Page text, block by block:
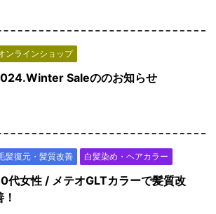
ンラインショップ
Saleののお知らせ
髪復元・髪質改善 白髪染め・ヘアカラー
代女性 / メテオGLTカラーで髪質改